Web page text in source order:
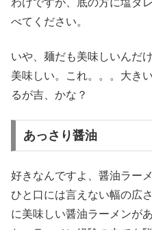
わけですが、底の方に塩ダ
べてください。
いや、麺だも美味しいんだ
美味しい。これ。。。大き
るが吉、かな？
あっさり醤油
好きなんですよ、醤油ラーメ
ひと口には言えない幅の広
に美味しい醤油ラーメンが